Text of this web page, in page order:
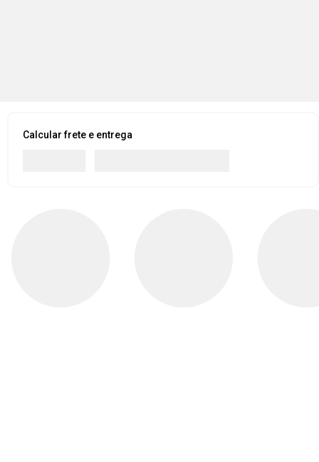
Calcular frete e entrega